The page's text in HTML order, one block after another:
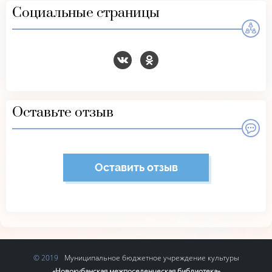
Социальные страницы
Оставьте отзыв
Оставить отзыв
Муниципальное бюджетное учреждение культуры